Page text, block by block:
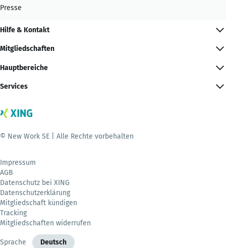
Presse
Hilfe & Kontakt
Mitgliedschaften
Hauptbereiche
Services
© New Work SE | Alle Rechte vorbehalten
Impressum
AGB
Datenschutz bei XING
Datenschutzerklärung
Mitgliedschaft kündigen
Tracking
Mitgliedschaften widerrufen
Sprache Deutsch